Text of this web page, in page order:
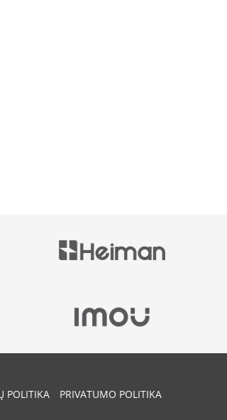
POLITIKA
PRIVATUMO POLITIKA